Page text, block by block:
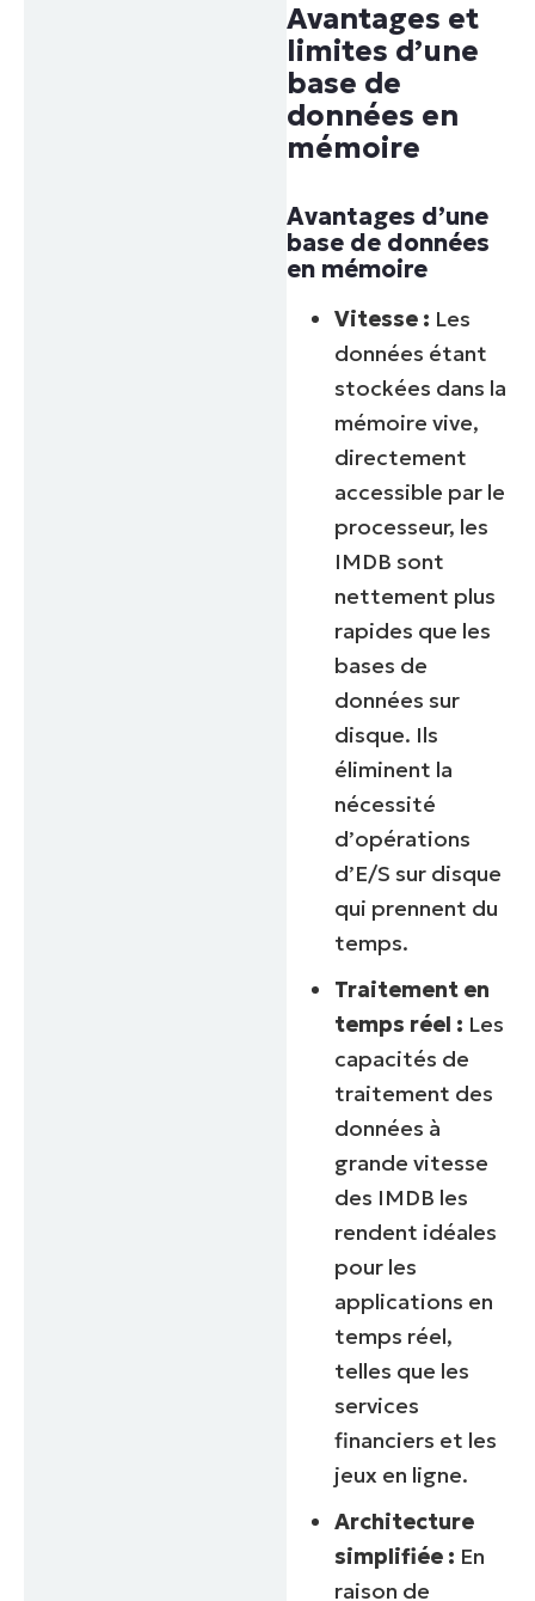
Avantages et
limites d’une
base de
données en
mémoire
Avantages d’une
base de données
en mémoire
Vitesse : Les
données étant
stockées dans la
mémoire vive,
directement
accessible par le
processeur, les
IMDB sont
nettement plus
rapides que les
bases de
données sur
disque. Ils
éliminent la
nécessité
d’opérations
d’E/S sur disque
qui prennent du
temps.
Traitement en
temps réel : Les
capacités de
traitement des
données à
grande vitesse
des IMDB les
rendent idéales
pour les
applications en
temps réel,
telles que les
services
financiers et les
jeux en ligne.
Architecture
simplifiée : En
raison de